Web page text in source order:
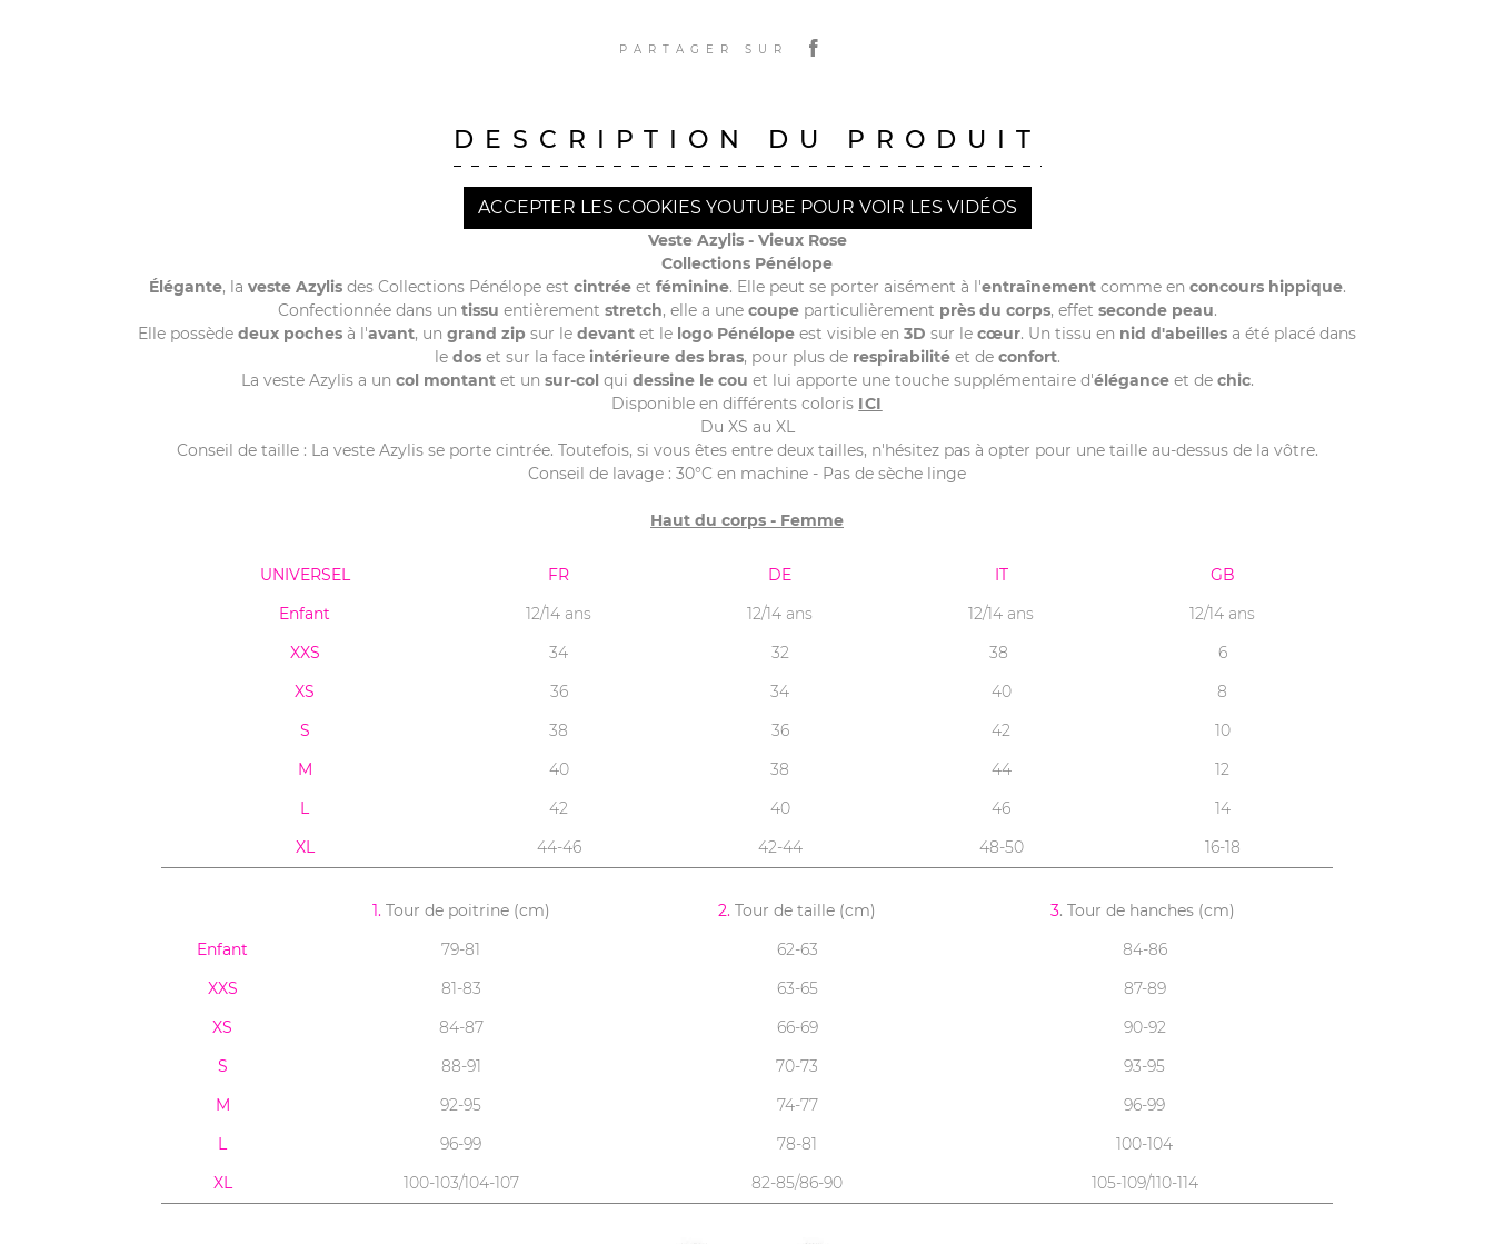
PARTAGER SUR
DESCRIPTION DU PRODUIT
ACCEPTER LES COOKIES YOUTUBE POUR VOIR LES VIDÉOS
Veste Azylis - Vieux Rose
Collections Pénélope
Élégante, la veste Azylisdes Collections Pénélope est cintréeet féminine. Elle peut se porter aisément à l'entraînementcomme en concours hippique.
Confectionnée dans un tissu entièrement stretch, elle a une coupeparticulièrement près du corps, effet seconde peau.
Elle possède deux poches à l'avant, un grand zip sur le devant et le logo Pénélope est visible en 3D sur le cœur. Un tissu en nid d'abeilles a été placé dans
le doset sur la face intérieure des bras, pour plus de respirabilitéet de confort.
La veste Azylis a un col montantet un sur-col qui dessine le cou et lui apporte une touche supplémentaire d'éléganceet de chic.
Disponible en différents coloris ICI
Du XS au XL
Conseil de taille : La veste Azylis se porte cintrée. Toutefois, si vous êtes entre deux tailles, n'hésitez pas à opter pour une taille au-dessus de la vôtre.
Conseil de lavage : 30°C en machine - Pas de sèche linge
Haut du corps - Femme
UNIVERSEL FR DE IT
GB
Enfant
12/14 ans 12/14 ans 12/14 ans
12/14 ans
XXS
34 32 38
6
XS
36 34 40
8
S
38 36 42
10
M
40 38 44
12
L
42 40 46
14
XL
44-46 42-44 48-50 16-18
1. Tour de poitrine (cm) 2. Tour de taille (cm) 3. Tour de hanches (cm)
Enfant
79-81 62-63
84-86
XXS
81-83 63-65
87-89
XS
84-87 66-69
90-92
S
88-91 70-73
93-95
M
92-95 74-77
96-99
L
96-99 78-81
100-104
XL
100-103/104-107 82-85/86-90 105-109/110-114